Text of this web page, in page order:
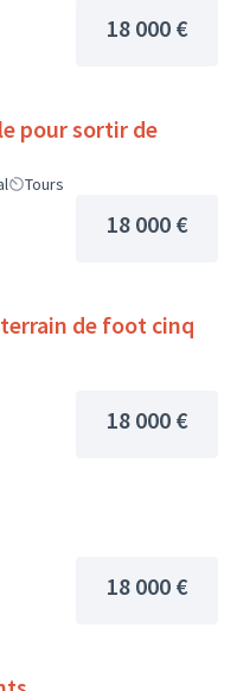
18 000 €
pour sortir de
Tours
18 000 €
de foot cinq
18 000 €
18 000 €